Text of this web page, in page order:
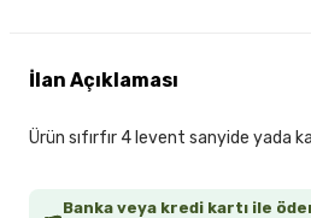
Banka veya kredi kartı ile
İlan Açıklaması
Ürün sıfırfır 4 levent sanyide yada